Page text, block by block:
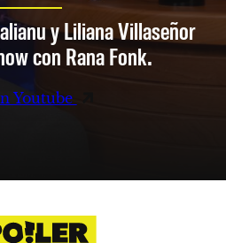
y Liliana Villaseñor
con Rana Fonk.
Youtube